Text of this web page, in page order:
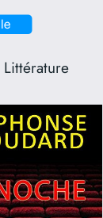
Littérature